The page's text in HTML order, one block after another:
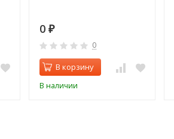
0 ₽
0
В корзину
В наличии